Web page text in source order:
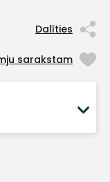
Dalīties
sarakstam